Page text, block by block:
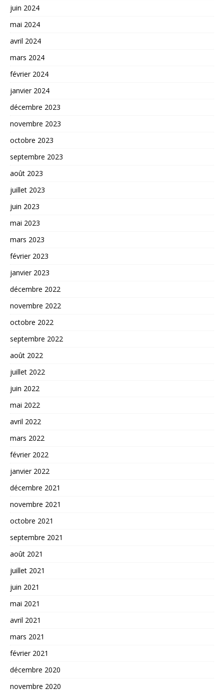
juin 2024
mai 2024
avril 2024
mars 2024
février 2024
janvier 2024
décembre 2023
novembre 2023
octobre 2023
septembre 2023
août 2023
juillet 2023
juin 2023
mai 2023
mars 2023
février 2023
janvier 2023
décembre 2022
novembre 2022
octobre 2022
septembre 2022
août 2022
juillet 2022
juin 2022
mai 2022
avril 2022
mars 2022
février 2022
janvier 2022
décembre 2021
novembre 2021
octobre 2021
septembre 2021
août 2021
juillet 2021
juin 2021
mai 2021
avril 2021
mars 2021
février 2021
décembre 2020
novembre 2020